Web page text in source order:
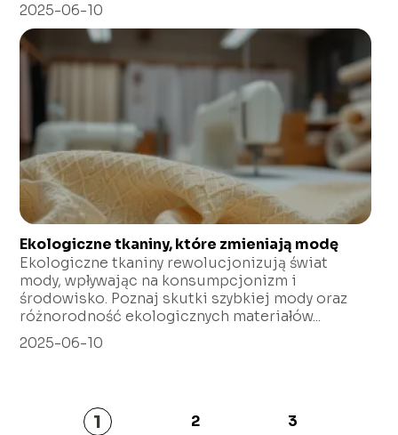
2025-06-10
Ekologiczne tkaniny, które zmieniają modę
Ekologiczne tkaniny rewolucjonizują świat
mody, wpływając na konsumpcjonizm i
środowisko. Poznaj skutki szybkiej mody oraz
różnorodność ekologicznych materiałów...
2025-06-10
1 2 3